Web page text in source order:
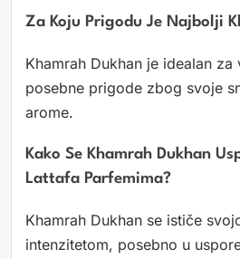
Za Koju Prigodu Je Najbolji
Khamrah Dukhan je idealan za
posebne prigode zbog svoje
arome.
Kako Se Khamrah Dukhan
Lattafa Parfemima?
Khamrah Dukhan se ističe
intenzitetom, posebno u